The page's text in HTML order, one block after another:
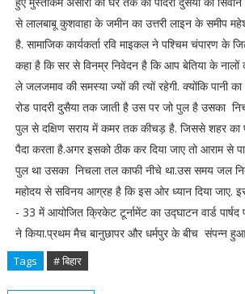
से लालबाबू कुशवाहा के जमीन का उत्तरी लाइन के समीप
है. सामाजिक कार्यकर्ता रवि माइकल ने पश्चिम चंपारण के
कहा है कि सर से विनम्र निवेदन है कि आप बेतिया के नालों
ले जलजमाव की समस्या ज्यों की त्यों रहेगी. क्योंकि पानी का
रोड पादरी दुसैया तक जाती है उस पर जो पुल है उसका
पुल से दक्षिण सराय में कमर तक कीचड़ है. जिससे शहर का
पैदा करता है.अगर इसको ठीक कर दिया जाए तो आराम से
पुल था उसका निचला तल काफी नीचे था.उस समय जल
महोदय से सविनय आग्रह है कि इस ओर ध्यान दिया जाए. इस
- 33 में आयोजित क्रिकेट टूर्नामेंट का उद्घाटन वार्ड पार्षद
ने किया.प्रथम मैच बानुछापर और धर्मपुर के बीच संपन्न
Tags # बिहार